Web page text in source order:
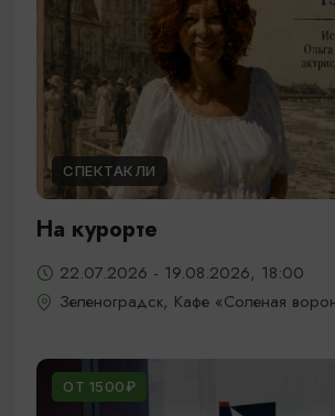
СПЕКТАКЛИ
На курорте
22.07.2026 - 19.08.2026, 18:00
Зеленоградск, Кафе «Соленая
ОТ 1500₽